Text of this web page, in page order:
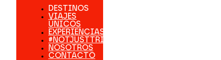
DESTINOS
VIAJES
ÚNICOS
EXPERIENCIAS
#NOTJUSTTRIPS
NOSOTROS
CONTACTO